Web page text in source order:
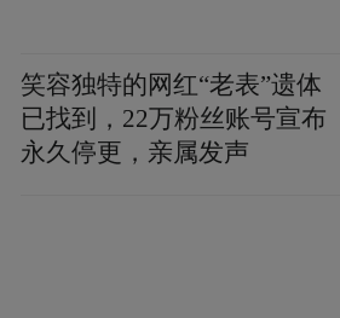
笑容独特的网红“老表”遗体
已找到，22万粉丝账号宣布
永久停更，亲属发声